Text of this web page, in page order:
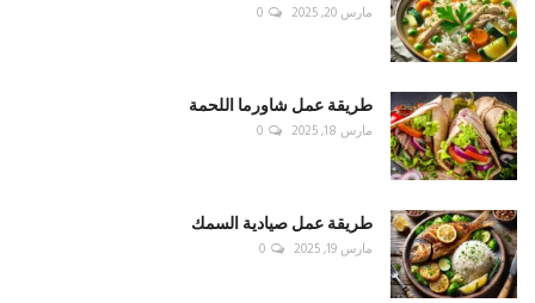
مارس 20, 2025 0
طريقة عمل شاورما اللحمة
مارس 18, 2025 0
طريقة عمل صيادية السمك
مارس 19, 2025 0